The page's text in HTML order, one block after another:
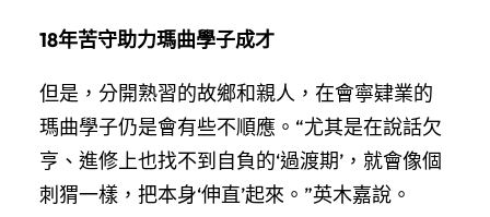
18年苦守助力瑪曲學子成才
但是，分開熟習的故鄉和親人，在會寧肄業的
瑪曲學子仍是會有些不順應。“尤其是在說話欠
亨、進修上也找不到自負的‘過渡期’，就會像個
刺猬一樣，把本身‘伸直’起來。”英木嘉說。